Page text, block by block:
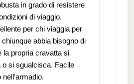
in grado di resistere
di viaggio.
per chi viaggia per
abbia bisogno di
la propria cravatta si
o si sgualcisca. Facile
nell'armadio.